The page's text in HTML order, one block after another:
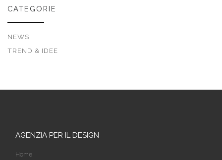
CATEGORIE
NEWS
TREND & IDEE
AGENZIA PER IL DESIGN
Home